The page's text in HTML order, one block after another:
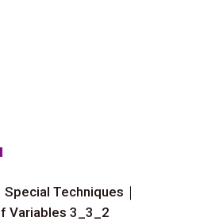
Techniques｜
Variables 3_3_2